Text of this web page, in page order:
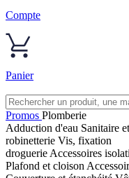
Compte
Panier
Promos Plomberie
Adduction d'eau Sanitaire et
robinetterie Vis, fixation
droguerie Accessoires
Plafond et cloison